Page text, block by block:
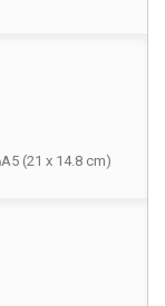
A5 (21 x 14.8 cm)